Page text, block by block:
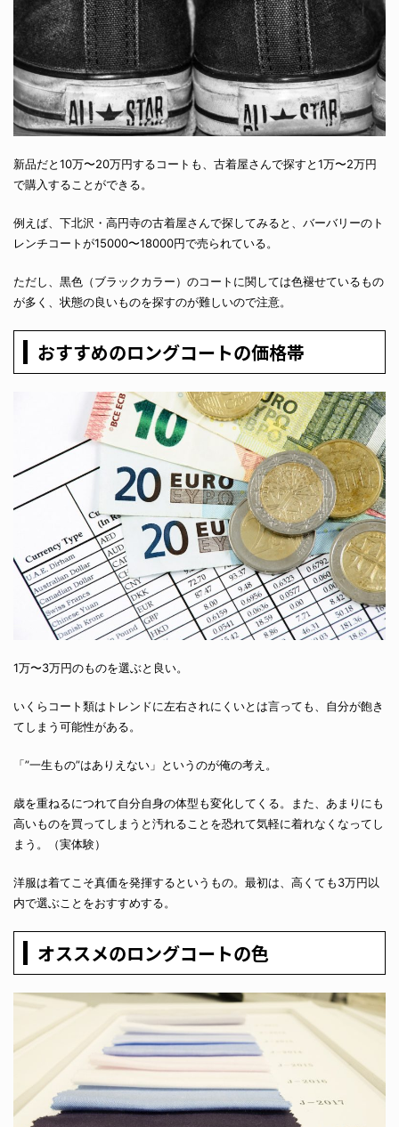
新品だと10万〜20万円するコートも、古着屋さんで探すと1万〜2万円
で購入することができる。
例えば、下北沢・高円寺の古着屋さんで探してみると、バーバリーのト
レンチコートが15000〜18000円で売られている。
ただし、黒色（ブラックカラー）のコートに関しては色褪せているもの
が多く、状態の良いものを探すのが難しいので注意。
おすすめのロングコートの価格帯
1万〜3万円のものを選ぶと良い。
いくらコート類はトレンドに左右されにくいとは言っても、自分が飽き
てしまう可能性がある。
「”一生もの”はありえない」というのが俺の考え。
歳を重ねるにつれて自分自身の体型も変化してくる。また、あまりにも
高いものを買ってしまうと汚れることを恐れて気軽に着れなくなってし
まう。（実体験）
洋服は着てこそ真価を発揮するというもの。最初は、高くても3万円以
内で選ぶことをおすすめする。
オススメのロングコートの色